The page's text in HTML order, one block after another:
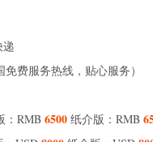
递
免费服务热线，贴心服务）
：RMB 6500 纸介版：RMB